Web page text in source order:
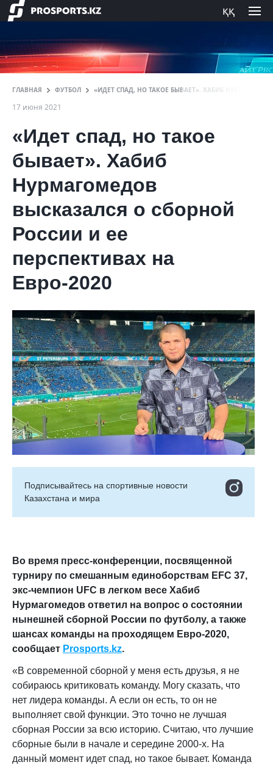
ққ
ГЛАВНАЯ ФУТБОЛ «ИДЕТ СПАД, НО ТАКОЕ БЫВАЕТ». ХАБИБ
17 июня 2021
«Идет спад, но такое
бывает». Хабиб
Нурмагомедов
высказался о сборной
России и ее
перспективах на
Евро-2020
Подписывайтесь на cпортивные новости
Казахстана и мира
Во время пресс-конференции, посвященной
турниру по смешанным единоборствам EFC 37,
экс-чемпион UFC в легком весе Хабиб
Нурмагомедов ответил на вопрос о состоянии
нынешней сборной России по футболу, а также
шансах команды на проходящем Евро-2020,
сообщает Prosports.kz.
«В современной сборной у меня есть друзья, я не
собираюсь критиковать команду. Могу сказать, что
нет лидера команды. А если он есть, то он не
выполняет свой функции. Это точно не лучшая
сборная России за всю историю. Считаю, что лучшие
сборные были в начале и середине 2000-х. На
данный момент идет спад, но такое бывает. Команда